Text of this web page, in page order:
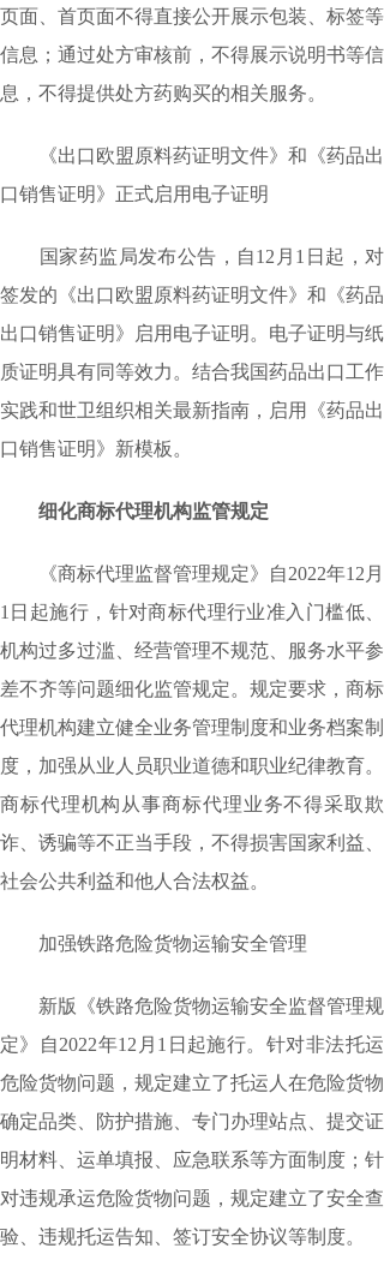
页面、首页面不得直接公开展示包装、标签等
信息；通过处方审核前，不得展示说明书等信
息，不得提供处方药购买的相关服务。
《出口欧盟原料药证明文件》和《药品出
口销售证明》正式启用电子证明
国家药监局发布公告，自12月1日起，对
签发的《出口欧盟原料药证明文件》和《药品
出口销售证明》启用电子证明。电子证明与纸
质证明具有同等效力。结合我国药品出口工作
实践和世卫组织相关最新指南，启用《药品出
口销售证明》新模板。
细化商标代理机构监管规定
《商标代理监督管理规定》自2022年12月
1日起施行，针对商标代理行业准入门槛低、
机构过多过滥、经营管理不规范、服务水平参
差不齐等问题细化监管规定。规定要求，商标
代理机构建立健全业务管理制度和业务档案制
度，加强从业人员职业道德和职业纪律教育。
商标代理机构从事商标代理业务不得采取欺
诈、诱骗等不正当手段，不得损害国家利益、
社会公共利益和他人合法权益。
加强铁路危险货物运输安全管理
新版《铁路危险货物运输安全监督管理规
定》自2022年12月1日起施行。针对非法托运
危险货物问题，规定建立了托运人在危险货物
确定品类、防护措施、专门办理站点、提交证
明材料、运单填报、应急联系等方面制度；针
对违规承运危险货物问题，规定建立了安全查
验、违规托运告知、签订安全协议等制度。